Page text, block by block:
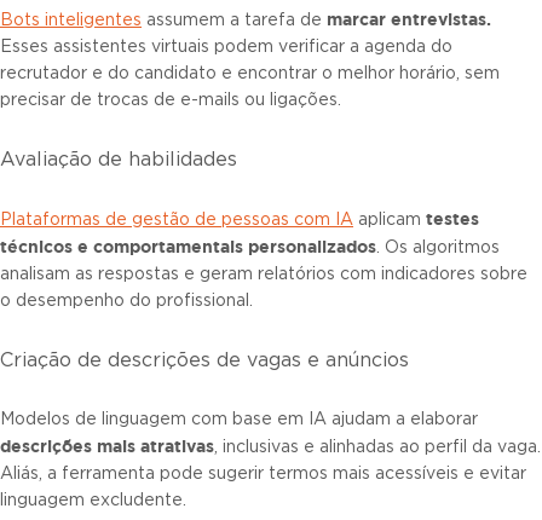
Bots inteligentes assumem a tarefa de marcar entrevistas.
Esses assistentes virtuais podem verificar a agenda do
recrutador e do candidato e encontrar o melhor horário, sem
precisar de trocas de e-mails ou ligações.
Avaliação de habilidades
Plataformas de gestão de pessoas com IA aplicam testes
técnicos e comportamentais personalizados. Os algoritmos
analisam as respostas e geram relatórios com indicadores sobre
o desempenho do profissional.
Criação de descrições de vagas e anúncios
Modelos de linguagem com base em IA ajudam a elaborar
descrições mais atrativas, inclusivas e alinhadas ao perfil da vaga.
Aliás, a ferramenta pode sugerir termos mais acessíveis e evitar
linguagem excludente.